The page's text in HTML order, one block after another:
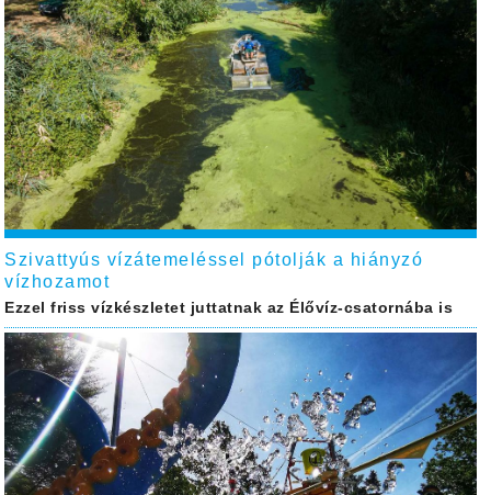
Szivattyús vízátemeléssel pótolják a hiányzó
vízhozamot
Ezzel friss vízkészletet juttatnak az Élővíz-csatornába is